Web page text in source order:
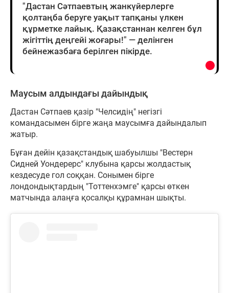
"Дастан Сәтпаевтың жанкүйерлерге
қолтаңба беруге уақыт тапқаны үлкен
құрметке лайық. Қазақстаннан келген бұл
жігіттің деңгейі жоғары!" — делінген
бейнежазбаға берілген пікірде.
Маусым алдындағы дайындық
Дастан Сәтпаев қазір "Челсидің" негізгі
командасымен бірге жаңа маусымға дайындалып
жатыр.
Бұған дейін қазақстандық шабуылшы "Вестерн
Сидней Уондерерс" клубына қарсы жолдастық
кездесуде гол соққан. Сонымен бірге
лондондықтардың "Тоттенхэмге" қарсы өткен
матчында алаңға қосалқы құрамнан шықты.